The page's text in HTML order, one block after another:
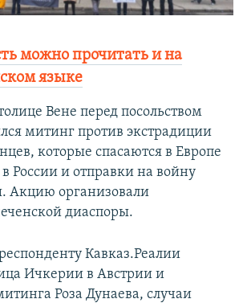
РСможно прочитать и на
языке
Вене перед посольством
митинг против экстрадиции
которые спасаются в Европе
России и отправки на войну
Акцию организовали
диаспоры.
Кавказ.Реалии
Ичкерии в Австрии и
Роза Дунаева, случаи